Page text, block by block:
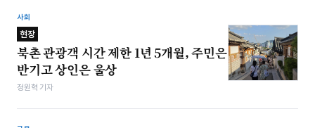
사회
현장
북촌 관광객 시간 제한 1년 5개월, 주민은
반기고 상인은 울상
정원혁 기자